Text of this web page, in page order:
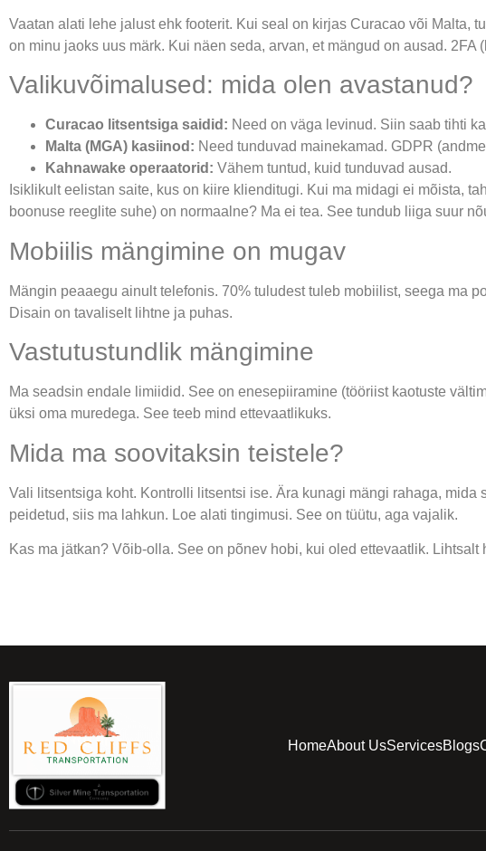
Vaatan alati lehe jalust ehk footerit. Kui seal on kirjas Curacao või Malta,
on minu jaoks uus märk. Kui näen seda, arvan, et mängud on ausad.
Valikuvõimalused: mida olen avastanud?
Curacao litsentsiga saidid: Need on väga levinud. Siin saab tihti
Malta (MGA) kasiinod: Need tunduvad mainekamad. GDPR
Kahnawake operaatorid: Vähem tuntud, kuid tunduvad ausad.
Isiklikult eelistan saite, kus on kiire klienditugi. Kui ma midagi ei mõista,
boonuse reeglite suhe) on normaalne? Ma ei tea. See tundub liiga suur
Mobiilis mängimine on mugav
Mängin peaaegu ainult telefonis. 70% tuludest tuleb mobiilist, seega ma
Disain on tavaliselt lihtne ja puhas.
Vastutustundlik mängimine
Ma seadsin endale limiidid. See on enesepiiramine (tööriist kaotuste
üksi oma muredega. See teeb mind ettevaatlikuks.
Mida ma soovitaksin teistele?
Vali litsentsiga koht. Kontrolli litsentsi ise. Ära kunagi mängi rahaga,
peidetud, siis ma lahkun. Loe alati tingimusi. See on tüütu, aga vajalik.
Kas ma jätkan? Võib-olla. See on põnev hobi, kui oled ettevaatlik. Lihtsalt
HomeAbout UsServicesBlogs